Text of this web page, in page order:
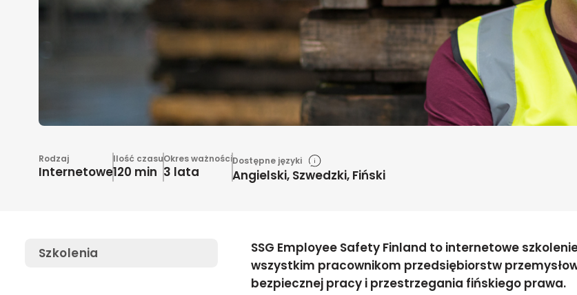
Rodzaj
Internetowe
Ilość czasu
120 min
Okres ważności
3 lata
Dostępne języki
Angielski, Szwedzki, Fiński
Szkolenia
SSG Employee Safety Finland to internetowe
wszystkim pracownikom przedsiębiorstw
bezpiecznej pracy i przestrzegania fińskiego prawa.